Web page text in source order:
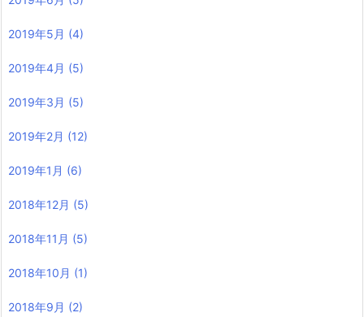
2019年5月 (4)
2019年4月 (5)
2019年3月 (5)
2019年2月 (12)
2019年1月 (6)
2018年12月 (5)
2018年11月 (5)
2018年10月 (1)
2018年9月 (2)